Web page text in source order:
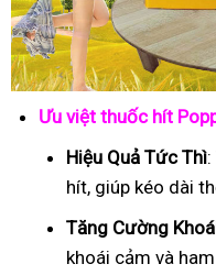
Ưu việt thuốc hít
Hiệu Quả Tức Thì
hít, giúp kéo dài
Tăng Cường
khoái cảm và